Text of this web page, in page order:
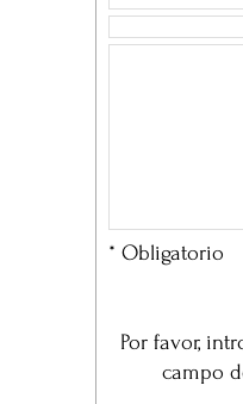
* Obligatorio
Por favor,
campo